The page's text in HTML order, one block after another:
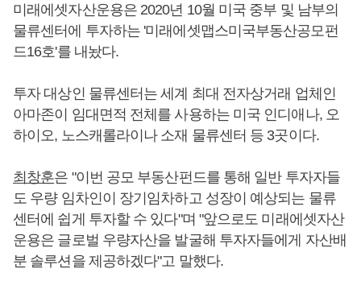
미래에셋자산운용은 2020년 10월 미국 중부 및 남부의
물류센터에 투자하는 '미래에셋맵스미국부동산공모펀
드16호'를 내놨다.
투자 대상인 물류센터는 세계 최대 전자상거래 업체인
아마존이 임대면적 전체를 사용하는 미국 인디애나, 오
하이오, 노스캐롤라이나 소재 물류센터 등 3곳이다.
최창훈은 "이번 공모 부동산펀드를 통해 일반 투자자들
도 우량 임차인이 장기임차하고 성장이 예상되는 물류
센터에 쉽게 투자할 수 있다"며 "앞으로도 미래에셋자산
운용은 글로벌 우량자산을 발굴해 투자자들에게 자산배
분 솔루션을 제공하겠다"고 말했다.